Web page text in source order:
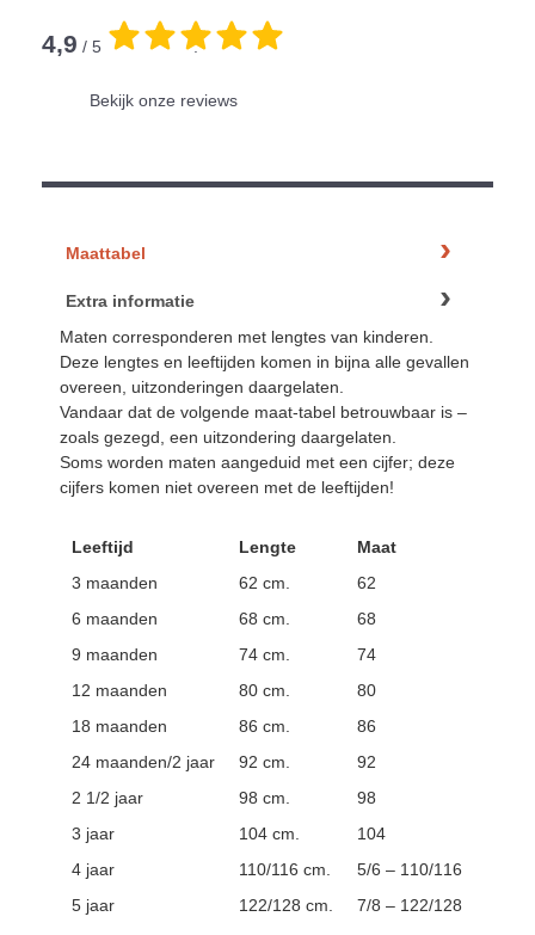
4,9 / 5 .
Bekijk onze reviews
Maattabel
Extra informatie
Maten corresponderen met lengtes van kinderen.
Deze lengtes en leeftijden komen in bijna alle gevallen
overeen, uitzonderingen daargelaten.
Vandaar dat de volgende maat-tabel betrouwbaar is –
zoals gezegd, een uitzondering daargelaten.
Soms worden maten aangeduid met een cijfer; deze
cijfers komen niet overeen met de leeftijden!
Leeftijd Lengte
Maat
3 maanden
62 cm.
62
6 maanden
68 cm.
68
9 maanden
74 cm.
74
12 maanden
80 cm.
80
18 maanden
86 cm.
86
24 maanden/2 jaar
92 cm.
92
2 1/2 jaar
98 cm.
98
3 jaar
104 cm.
104
4 jaar
110/116 cm.
5/6 – 110/116
5 jaar
122/128 cm.
7/8 – 122/128